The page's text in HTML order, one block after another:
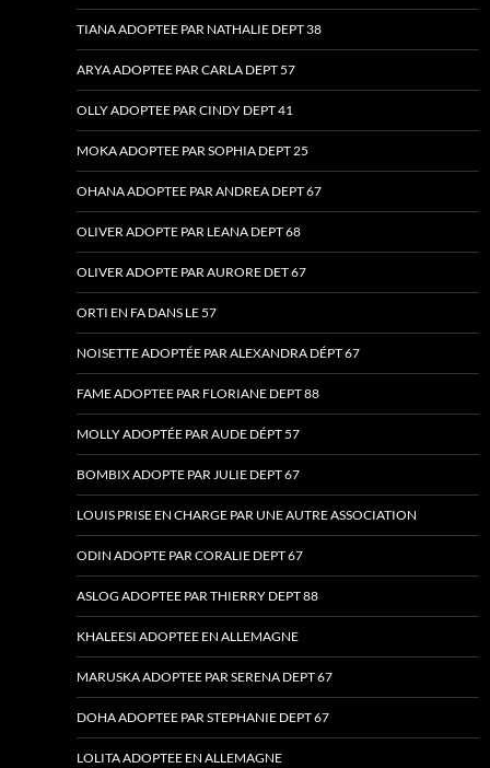
TIANA ADOPTEE PAR NATHALIE DEPT 38
ARYA ADOPTEE PAR CARLA DEPT 57
OLLY ADOPTEE PAR CINDY DEPT 41
MOKA ADOPTEE PAR SOPHIA DEPT 25
OHANA ADOPTEE PAR ANDREA DEPT 67
OLIVER ADOPTE PAR LEANA DEPT 68
OLIVER ADOPTE PAR AURORE DET 67
ORTI EN FA DANS LE 57
NOISETTE ADOPTÉE PAR ALEXANDRA DÉPT 67
FAME ADOPTEE PAR FLORIANE DEPT 88
MOLLY ADOPTÉE PAR AUDE DÉPT 57
BOMBIX ADOPTE PAR JULIE DEPT 67
LOUIS PRISE EN CHARGE PAR UNE AUTRE ASSOCIATION
ODIN ADOPTE PAR CORALIE DEPT 67
ASLOG ADOPTEE PAR THIERRY DEPT 88
KHALEESI ADOPTEE EN ALLEMAGNE
MARUSKA ADOPTEE PAR SERENA DEPT 67
DOHA ADOPTEE PAR STEPHANIE DEPT 67
LOLITA ADOPTEE EN ALLEMAGNE